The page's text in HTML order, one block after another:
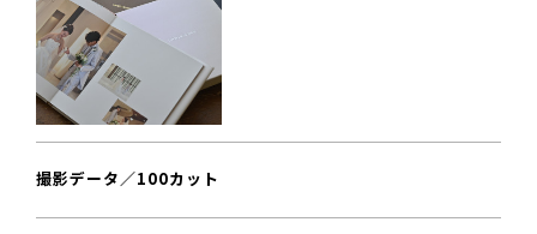
撮影データ／100カット